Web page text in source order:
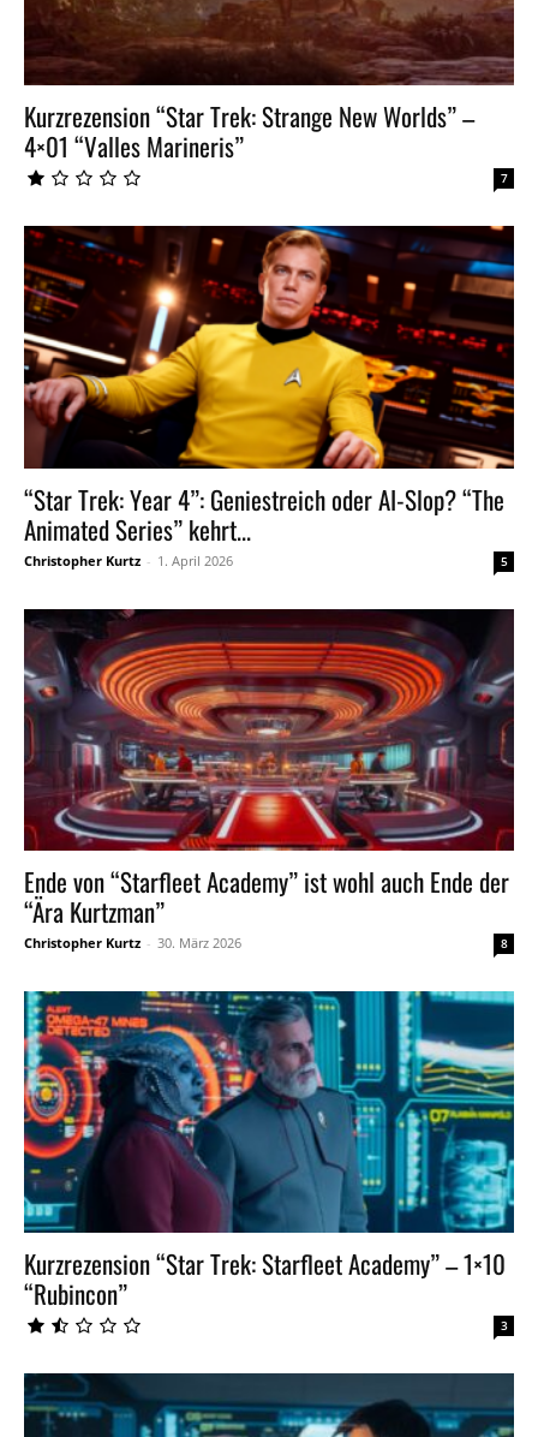
Kurzrezension “Star Trek: Strange New Worlds” –
4×01 “Valles Marineris”
7
“Star Trek: Year 4”: Geniestreich oder AI-Slop? “The
Animated Series” kehrt...
Christopher Kurtz - 1. April 2026 5
Ende von “Starfleet Academy” ist wohl auch Ende der
“Ära Kurtzman”
Christopher Kurtz - 30. März 2026 8
Kurzrezension “Star Trek: Starfleet Academy” – 1×10
“Rubincon”
3